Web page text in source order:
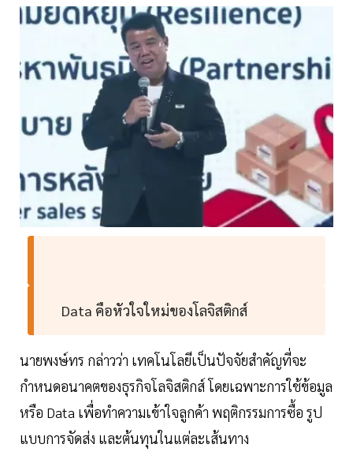
Data คือหัวใจใหม่ของโลจิสติกส์
นายพงษ์ทร กล่าวว่า เทคโนโลยีเป็นปัจจัยสำคัญที่จะ
กำหนดอนาคตของธุรกิจโลจิสติกส์ โดยเฉพาะการใช้ข้อมูล
หรือ Data เพื่อทำความเข้าใจลูกค้า พฤติกรรมการซื้อ รูป
แบบการจัดส่ง และต้นทุนในแต่ละเส้นทาง